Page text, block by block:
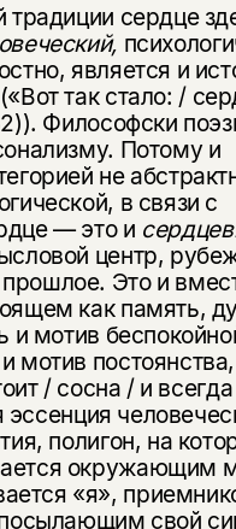
традиции сердце
являет­ся и
(«Вот так стало: /
Философски
Потому и
не
в связи с
— это и
центр,
Это и
как память,
и мотив
мотив
/ сосна / и
эссенция
полигон, на
окружающим
«я»,
свой